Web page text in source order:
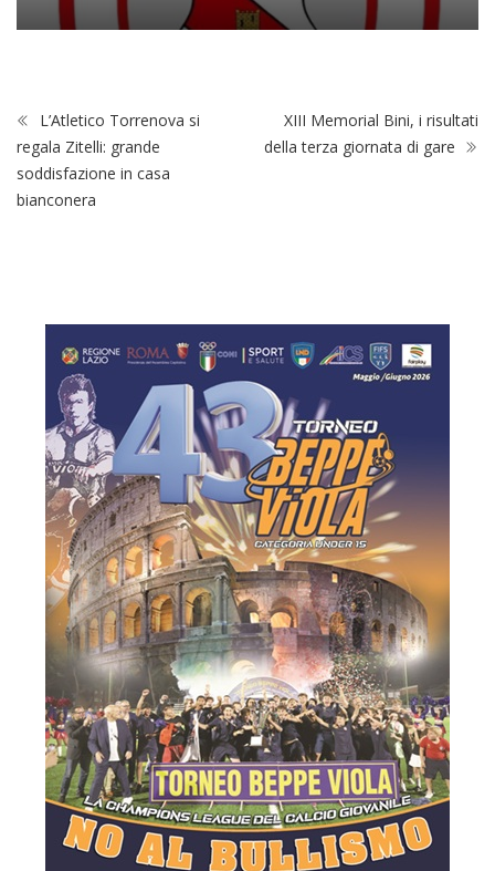
L’Atletico Torrenova si
regala Zitelli: grande
soddisfazione in casa
bianconera
XIII Memorial Bini, i risultati
della terza giornata di gare